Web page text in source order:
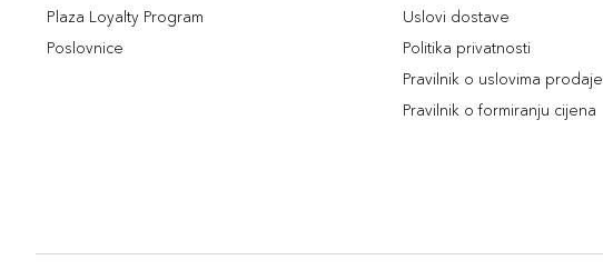
Plaza Loyalty Program
Poslovnice
Uslovi dostave
Politika privatnosti
Pravilnik o uslovima prodaje
Pravilnik o formiranju cijena